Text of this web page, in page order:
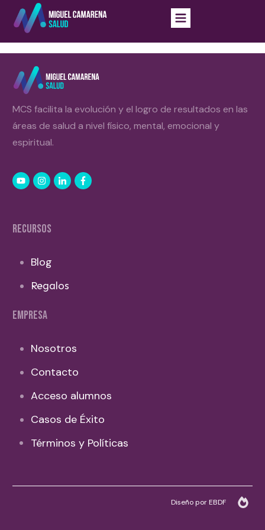
MCS facilita la evolución y el logro de resultados en las
áreas de salud a nivel físico, mental, emocional y
espiritual.
RECURSOS
Blog
Regalos
EMPRESA
Nosotros
Contacto
Acceso alumnos
Casos de Éxito
Términos y Políticas
Diseño por EBDF